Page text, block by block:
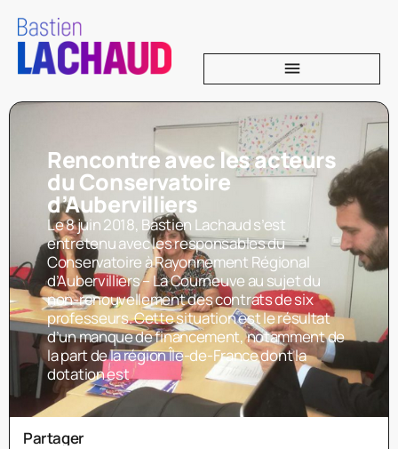
Rencontre avec les acteurs
du Conservatoire
d’Aubervilliers
Le 8 juin 2018, Bastien Lachaud s’est
entretenu avec les responsables du
Conservatoire à Rayonnement Régional
d’Aubervilliers – La Courneuve au sujet du
non-renouvellement des contrats de six
professeurs. Cette situation est le résultat
d’un manque de financement, notamment de
la part de la région Île-de-France dont la
dotation est
Partager